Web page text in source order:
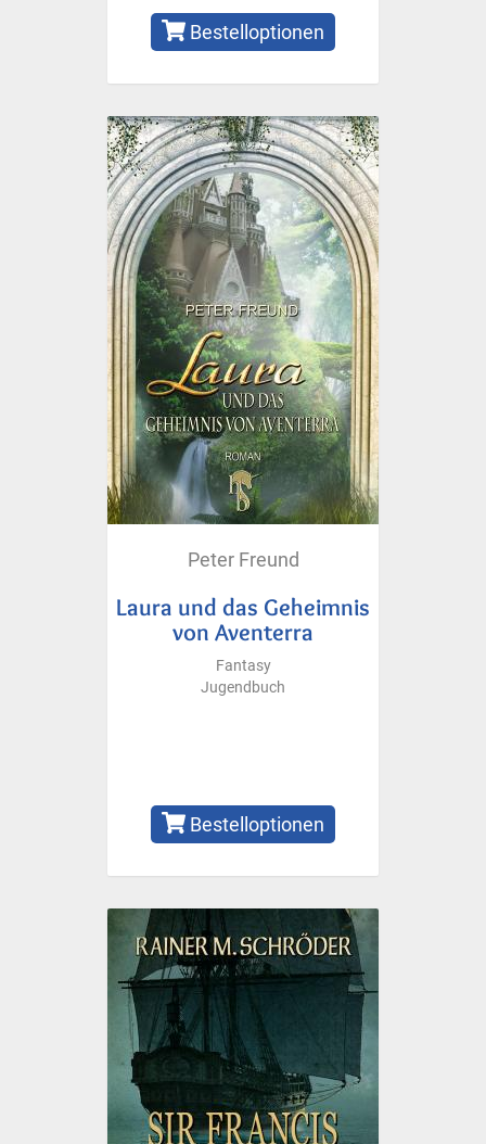
Bestelloptionen
Peter Freund
Laura und das Geheimnis
von Aventerra
Fantasy
Jugendbuch
Bestelloptionen